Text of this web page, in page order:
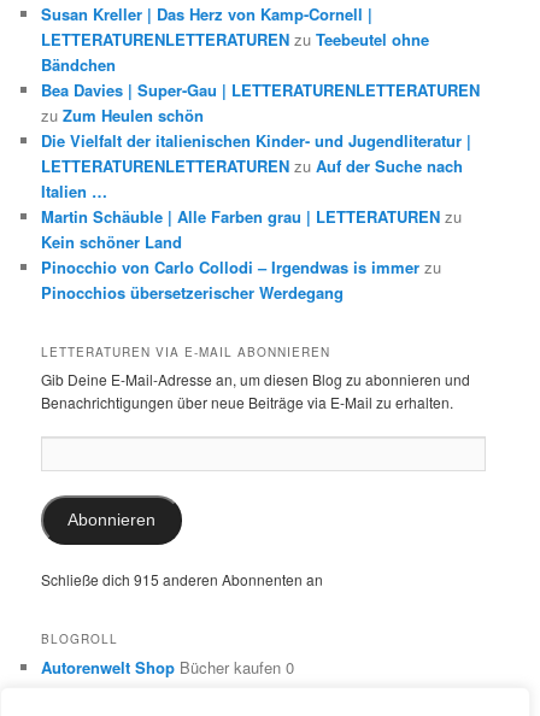
Susan Kreller | Das Herz von Kamp-Cornell |
LETTERATURENLETTERATUREN zuTeebeutel ohne
Bändchen
Bea Davies | Super-Gau | LETTERATURENLETTERATUREN
zuZum Heulen schön
Die Vielfalt der italienischen Kinder- und Jugendliteratur |
LETTERATURENLETTERATUREN zuAuf der Suche nach
Italien …
Martin Schäuble | Alle Farben grau | LETTERATUREN zu
Kein schöner Land
Pinocchio von Carlo Collodi – Irgendwas is immer zu
Pinocchios übersetzerischer Werdegang
LETTERATUREN VIA E-MAIL ABONNIEREN
Gib Deine E-Mail-Adresse an, um diesen Blog zu abonnieren und
Benachrichtigungen über neue Beiträge via E-Mail zu erhalten.
Mail-
Adresse:
Abonnieren
Schließe dich 915 anderen Abonnenten an
BLOGROLL
Autorenwelt Shop Bücher kaufen 0